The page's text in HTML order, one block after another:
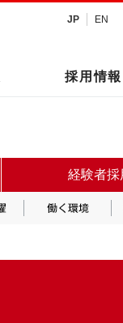
JP EN
採用情報
経験者採
女性の活躍